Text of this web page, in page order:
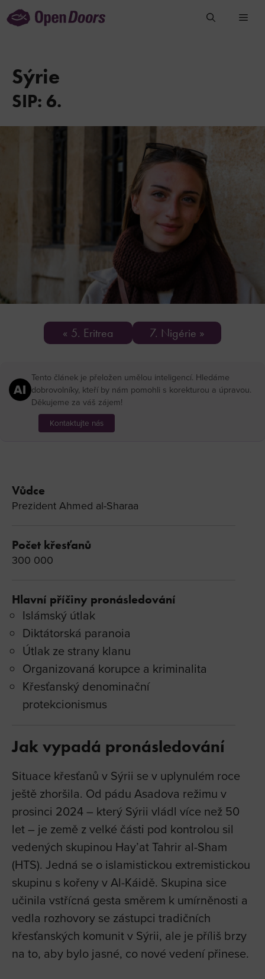
Přeskočit
na
Sýrie
SIP: 6.
« 5. Eritrea 7. Nigérie »
Tento článek je přeložen umělou inteligencí. Hledáme
dobrovolníky, kteří by nám pomohli s korekturou a úpravou.
Děkujeme za váš zájem!
Kontaktujte nás
Vůdce
Prezident Ahmed al-Sharaa
Počet křesťanů
300 000
Hlavní příčiny pronásledování
Islámský útlak
Diktátorská paranoia
Útlak ze strany klanu
Organizovaná korupce a kriminalita
Křesťanský denominační
protekcionismus
Jak vypadá pronásledování
Situace křesťanů v Sýrii se v uplynulém roce
ještě zhoršila. Od pádu Asadova režimu v
prosinci 2024 – který Sýrii vládl více než 50
let – je země z velké části pod kontrolou sil
vedených skupinou Hay’at Tahrir al-Sham
(HTS). Jedná se o islamistickou extremistickou
skupinu s kořeny v Al-Káidě. Skupina sice
učinila vstřícná gesta směrem k umírněnosti a
vedla rozhovory se zástupci tradičních
křesťanských komunit v Sýrii, ale je příliš brzy
na to, aby bylo jasné, co nové vedení přinese.